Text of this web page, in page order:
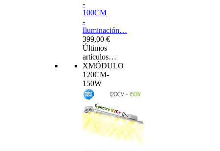
-
100CM
-
Iluminación…
399,00 €
Últimos
artículos…
XMÓDULO
120CM-
150W